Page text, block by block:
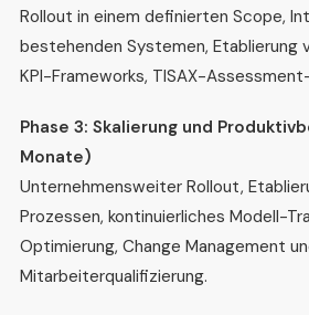
Rollout in einem definierten Scope,
bestehenden Systemen, Etablierung
KPI-Frameworks, TISAX-
Phase 3: Skalierung und
Monate)
Unternehmensweiter Rollout,
Prozessen, kontinuierliches Modell-
Optimierung, Change Management
Mitarbeiterqualifizierung.